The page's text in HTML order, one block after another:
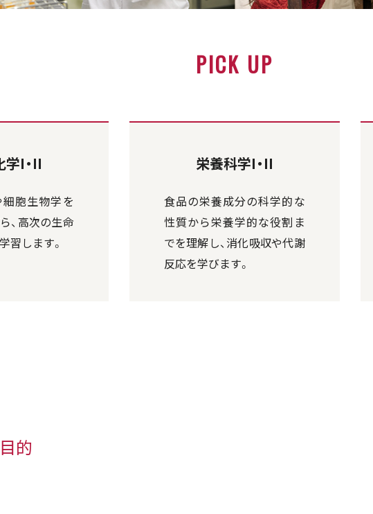
PICK UP
I・II
胞生物学を
、高次の生命
習します。
栄養科学I・II
食品の栄養成分の科学的な
性質から栄養学的な役割ま
でを理解し、消化吸収や代謝
反応を学びます。
的